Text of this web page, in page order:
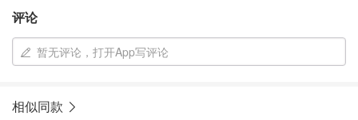
评论
暂无评论，打开App写评论
相似同款